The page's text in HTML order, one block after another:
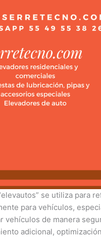
se utiliza para
para vehículos,
vehículos de manera
adicional,